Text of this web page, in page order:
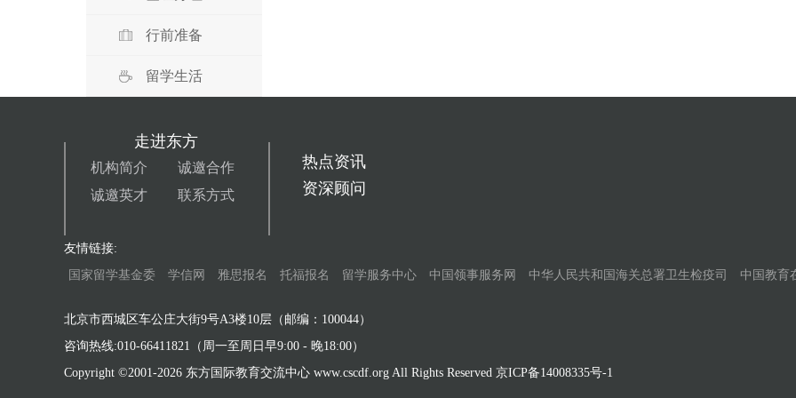
行前准备
留学生活
走进东方
机构简介
诚邀合作
诚邀英才
联系方式
热点资讯
资深顾问
友情链接:
国家留学基金委
学信网 雅思报名 托福报名 留学服务中心 中国领事服务网 中华人民共和国海关总署卫生检疫司 中国教育
北京市西城区车公庄大街9号A3楼10层（邮编：100044）
咨询热线:010-66411821（周一至周日早9:00 - 晚18:00）
Copyright ©2001-2026 东方国际教育交流中心 www.cscdf.org All Rights Reserved 京ICP备14008335号-1